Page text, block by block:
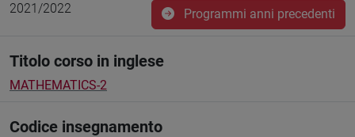
2021/2022 Programmi anni precedenti
Titolo corso in inglese
MATHEMATICS-2
Codice insegnamento